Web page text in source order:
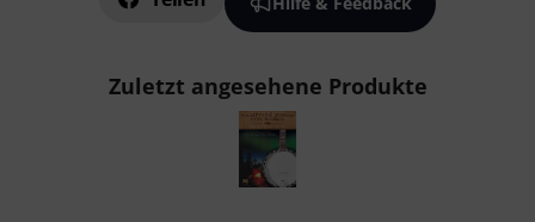
Zuletzt angesehene Produkte